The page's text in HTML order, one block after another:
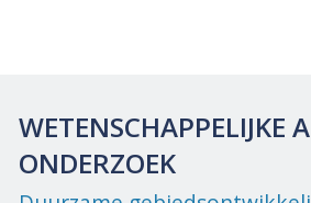
WETENSCHAPPELIJKE
ONDERZOEK